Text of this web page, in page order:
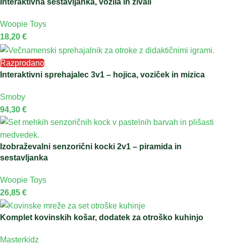
Interaktivna sestavljanka, vozila in živali
Woopie Toys
18,20 €
Razprodano
Interaktivni sprehajalec 3v1 – hojica, voziček in mizica
Smoby
94,30 €
Izobraževalni senzorični kocki 2v1 – piramida in
sestavljanka
Woopie Toys
26,85 €
Komplet kovinskih košar, dodatek za otroško kuhinjo
Masterkidz